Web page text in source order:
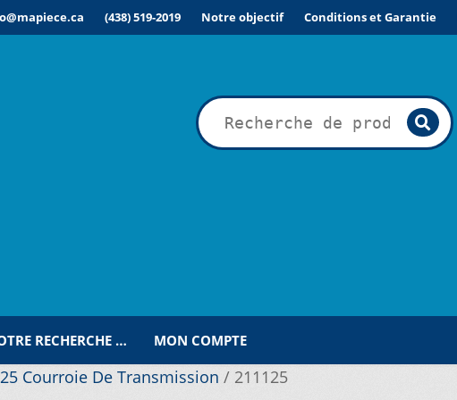
(438) 519-2019 Notre objectif Conditions et Garantie
RECHERCHE … MON COMPTE
POUR UNE RECHERCHE PERSONNALISÉE…
Courroie De Transmission / 211125